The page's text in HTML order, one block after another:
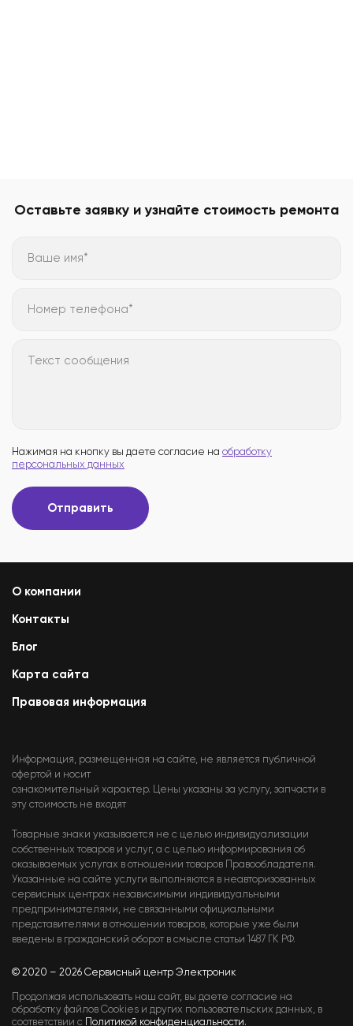
Оставьте заявку и узнайте стоимость ремонта
Ваше имя*
Номер телефона*
Текст сообщения
Нажимая на кнопку вы даете согласие на обработку
персональных данных
Отправить
О компании
Контакты
Блог
Карта сайта
Правовая информация
Информация, размещенная на сайте, не является публичной
офертой и носит
ознакомительный характер. Цены указаны за услугу, запчасти в
эту стоимость не входят
Товарные знаки указывается не с целью индивидуализации
собственных товаров и услуг, а с целью информирования об
оказываемых услугах в отношении товаров Правообладателя.
Указанные на сайте услуги выполняются в неавторизованных
сервисных центрах независимыми индивидуальными
предпринимателями, не связанными официальными
представителями в отношении товаров, которые уже были
введены в гражданский оборот в смысле статьи 1487 ГК РФ.
© 2020 – 2026 Сервисный центр Электроник
Продолжая использовать наш сайт, вы даете согласие на
обработку файлов Cookies и других пользовательских данных, в
соответствии с Политикой конфиденциальности.